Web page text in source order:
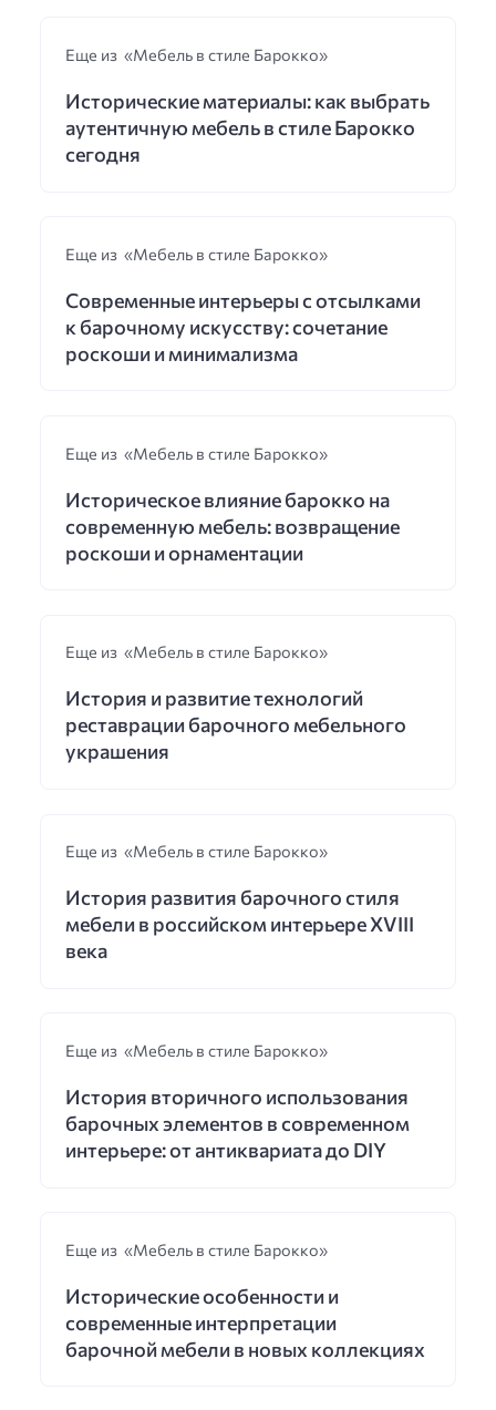
Еще из «Мебель в стиле Барокко»
Исторические материалы: как выбрать
аутентичную мебель в стиле Барокко
сегодня
Еще из «Мебель в стиле Барокко»
Современные интерьеры с отсылками
к барочному искусству: сочетание
роскоши и минимализма
Еще из «Мебель в стиле Барокко»
Историческое влияние барокко на
современную мебель: возвращение
роскоши и орнаментации
Еще из «Мебель в стиле Барокко»
История и развитие технологий
реставрации барочного мебельного
украшения
Еще из «Мебель в стиле Барокко»
История развития барочного стиля
мебели в российском интерьере XVIII
века
Еще из «Мебель в стиле Барокко»
История вторичного использования
барочных элементов в современном
интерьере: от антиквариата до DIY
Еще из «Мебель в стиле Барокко»
Исторические особенности и
современные интерпретации
барочной мебели в новых коллекциях